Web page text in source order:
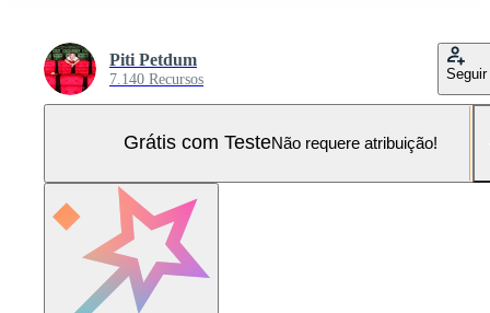
Piti Petdum
7.140 Recursos Seguir
Grátis com TesteNão requere atribuição!